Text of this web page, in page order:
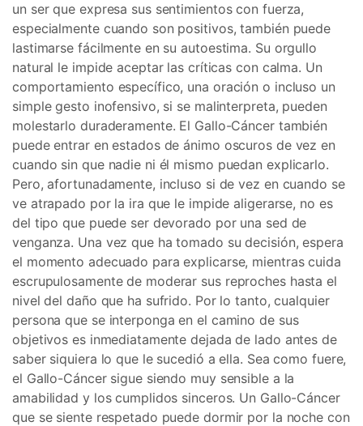
un ser que expresa sus sentimientos con fuerza,
especialmente cuando son positivos, también puede
lastimarse fácilmente en su autoestima. Su orgullo
natural le impide aceptar las críticas con calma. Un
comportamiento específico, una oración o incluso un
simple gesto inofensivo, si se malinterpreta, pueden
molestarlo duraderamente. El Gallo-Cáncer también
puede entrar en estados de ánimo oscuros de vez en
cuando sin que nadie ni él mismo puedan explicarlo.
Pero, afortunadamente, incluso si de vez en cuando se
ve atrapado por la ira que le impide aligerarse, no es
del tipo que puede ser devorado por una sed de
venganza. Una vez que ha tomado su decisión, espera
el momento adecuado para explicarse, mientras cuida
escrupulosamente de moderar sus reproches hasta el
nivel del daño que ha sufrido. Por lo tanto, cualquier
persona que se interponga en el camino de sus
objetivos es inmediatamente dejada de lado antes de
saber siquiera lo que le sucedió a ella. Sea como fuere,
el Gallo-Cáncer sigue siendo muy sensible a la
amabilidad y los cumplidos sinceros. Un Gallo-Cáncer
que se siente respetado puede dormir por la noche con